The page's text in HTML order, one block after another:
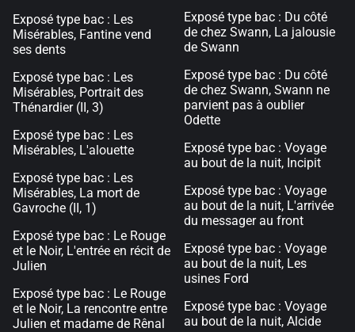
Exposé type bac : Les
Misérables, Fantine vend
ses dents
Exposé type bac : Les
Misérables, Portrait des
Thénardier (II, 3)
Exposé type bac : Les
Misérables, L'alouette
Exposé type bac : Les
Misérables, La mort de
Gavroche (II, 1)
Exposé type bac : Le Rouge
et le Noir, L'entrée en récit de
Julien
Exposé type bac : Le Rouge
et le Noir, La rencontre entre
Julien et madame de Rênal
Exposé type bac : Du côté
de chez Swann, La jalousie
de Swann
Exposé type bac : Du côté
de chez Swann, Swann ne
parvient pas à oublier
Odette
Exposé type bac : Voyage
au bout de la nuit, Incipit
Exposé type bac : Voyage
au bout de la nuit, L'arrivée
du messager au front
Exposé type bac : Voyage
au bout de la nuit, Les
usines Ford
Exposé type bac : Voyage
au bout de la nuit, Alcide